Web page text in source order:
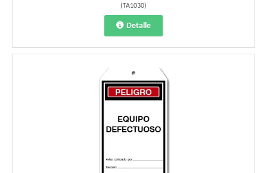
(TA1030)
Detalle